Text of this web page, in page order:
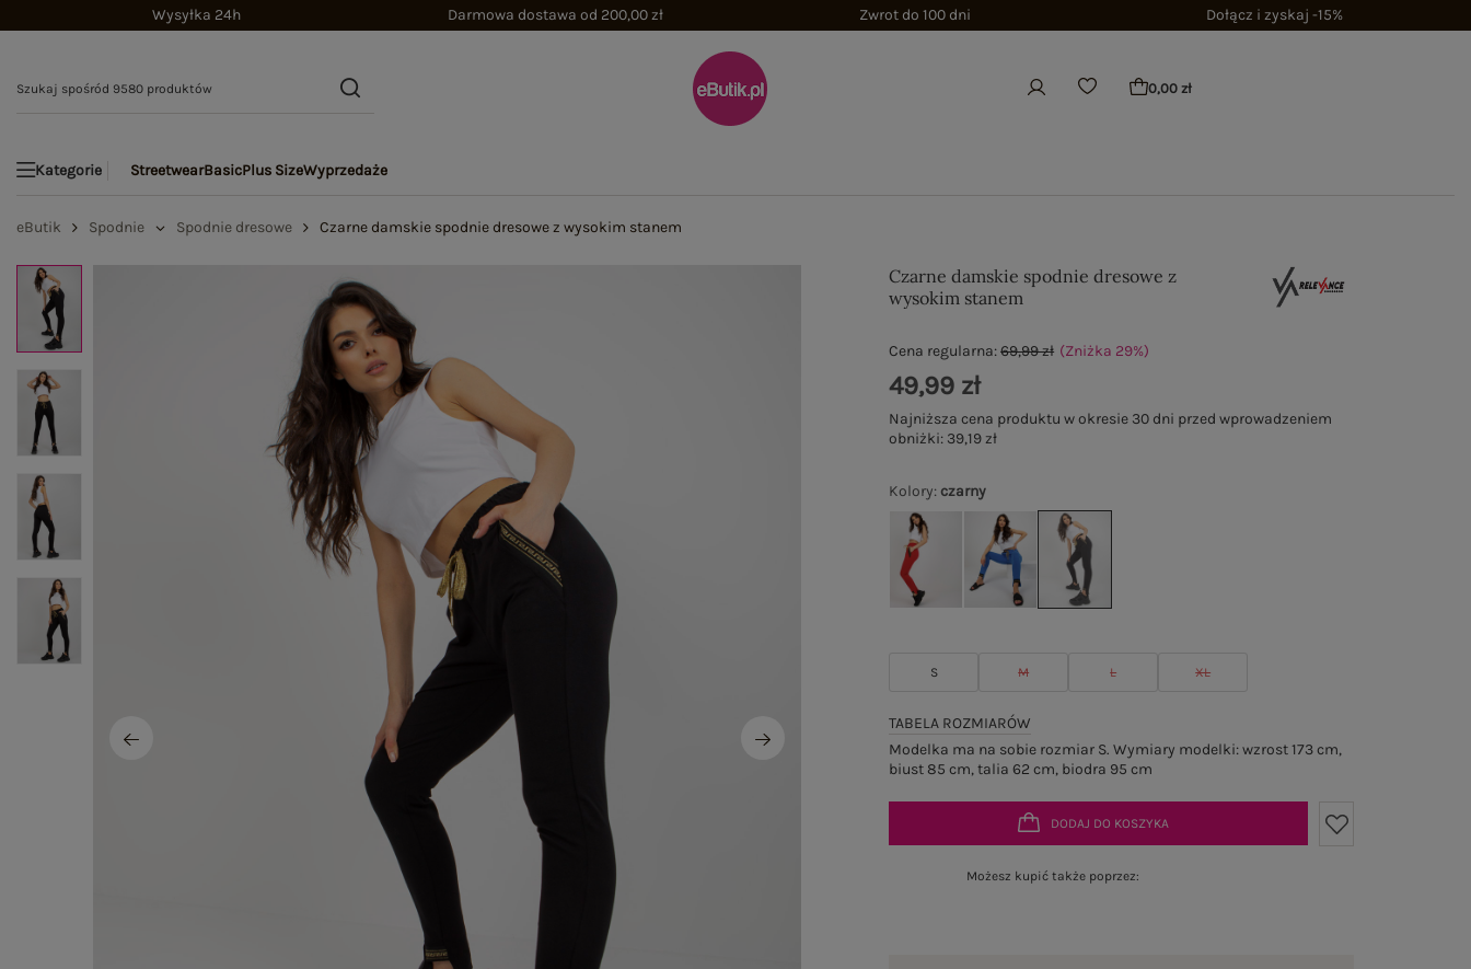
Wysyłka 24h Darmowa dostawa od 200,00 zł Zwrot do 100 dni Dołącz i zyskaj -15%
0,00 zł
Kategorie StreetwearBasicPlus SizeWyprzedaże
eButik Spodnie Spodnie dresowe Czarne damskie spodnie dresowe z wysokim stanem
Czarne damskie spodnie dresowe z
wysokim stanem
Kolory: czarny
S M L XL
TABELA ROZMIARÓW
Modelka ma na sobie rozmiar S. Wymiary modelki: wzrost 173 cm,
biust 85 cm, talia 62 cm, biodra 95 cm
Cena regularna:69,99 zł (Zniżka 29%)
49,99 zł
Najniższa cena produktu w okresie 30 dni przed wprowadzeniem
obniżki: 39,19 zł
DODAJ DO KOSZYKA
Możesz kupić także poprzez: